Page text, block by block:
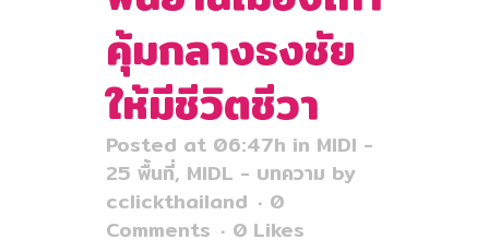
คุ้มกลางธงชัย
ให้มีชีวิตชีวา
Posted at 06:47h in MIDI -
25 พื้นที่, MIDL - บทความ by
cclickthailand
0
Comments
0 Likes